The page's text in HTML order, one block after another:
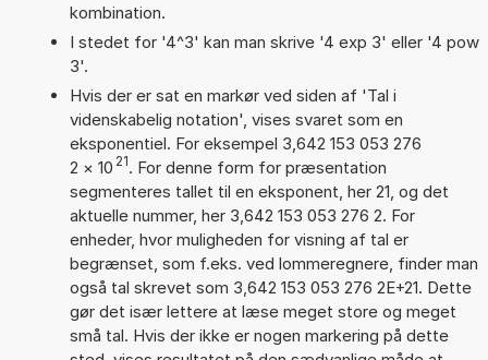
kombination.
I stedet for '4^3' kan man skrive '4 exp 3' eller '4 pow
3'.
Hvis der er sat en markør ved siden af 'Tal i
videnskabelig notation', vises svaret som en
eksponentiel. For eksempel 3,642 153 053 276
2 × 10 21. For denne form for præsentation
segmenteres tallet til en eksponent, her 21, og det
aktuelle nummer, her 3,642 153 053 276 2. For
enheder, hvor muligheden for visning af tal er
begrænset, som f.eks. ved lommeregnere, finder man
også tal skrevet som 3,642 153 053 276 2E+21. Dette
gør det især lettere at læse meget store og meget
små tal. Hvis der ikke er nogen markering på dette